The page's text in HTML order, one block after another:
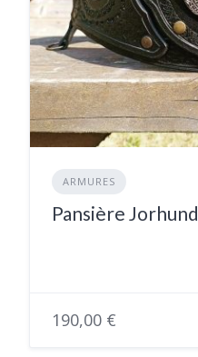
ARMURES
Pansière Jorhund
190,00 €